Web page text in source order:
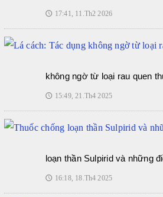
🕔 17:41, 11.Th2 2026
không ngờ từ loại rau quen
🕔 15:49, 21.Th4 2025
loạn thần Sulpirid và những
🕔 16:18, 18.Th4 2025